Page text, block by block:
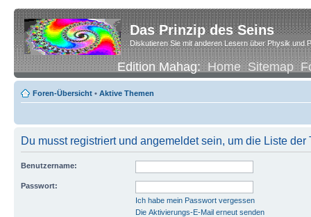
Das Prinzip des Seins
Diskutieren Sie mit anderen Lesern über Physik und
Edition Mahag:Home Sitemap
Foren-Übersicht • Aktive Themen
Du musst registriert und angemeldet sein, um die Liste
Benutzername:
Passwort:
Ich habe mein Passwort vergessen
Die Aktivierungs-E-Mail erneut senden